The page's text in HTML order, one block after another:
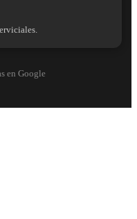
en Google